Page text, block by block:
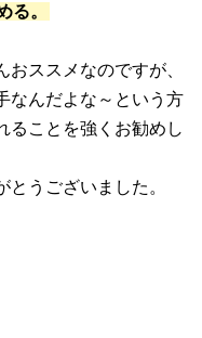
る。
ススメなのですが、
なんだよな～という方
ることを強くお勧めし
うございました。